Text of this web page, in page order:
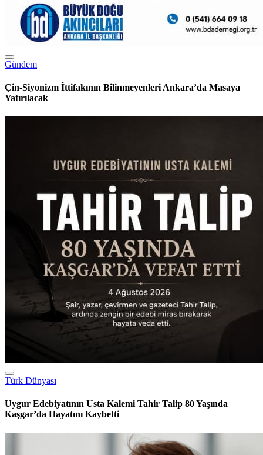
Çin-Siyonizm İttifakının Bilinmeyenleri Ankara’da Masaya